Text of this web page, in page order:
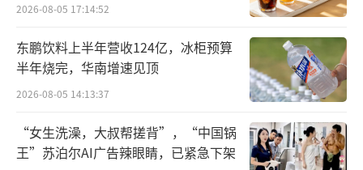
PTCL是令全球制药界都头疼的治疗难题，
以往药物的疗效都不尽如人意。这十年来，不
少医药巨头不断在HDAC、PI3K等靶点上尝
试，百时美施贵宝、武田等跨国药企都折戟于
此，国内恒瑞医药、嘉和生物等企业也没能成
功。
2026-08-05 17:14:52
东鹏饮料上半年营收124亿，冰柜预算
半年烧完，华南增速见顶
2026-08-05 14:13:37
“女生洗澡，大叔帮搓背”，“中国锅
王”苏泊尔AI广告辣眼睛，已紧急下架